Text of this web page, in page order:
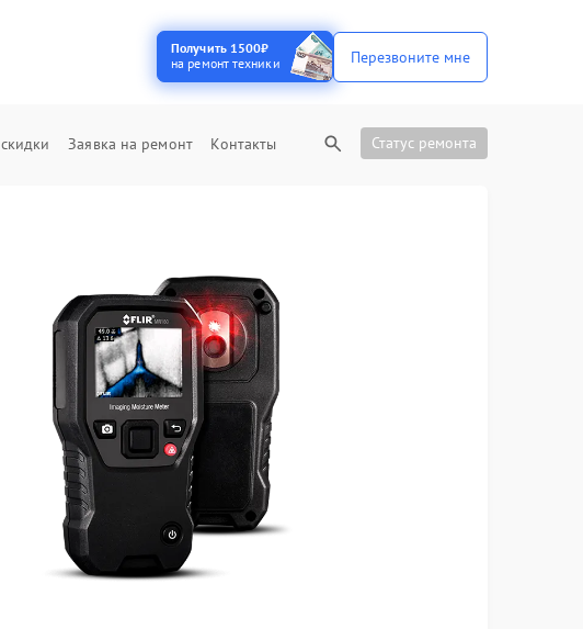
Получить 1500₽
на ремонт техники
Перезвоните мне
Заявка на ремонт Контакты Статус ремонта